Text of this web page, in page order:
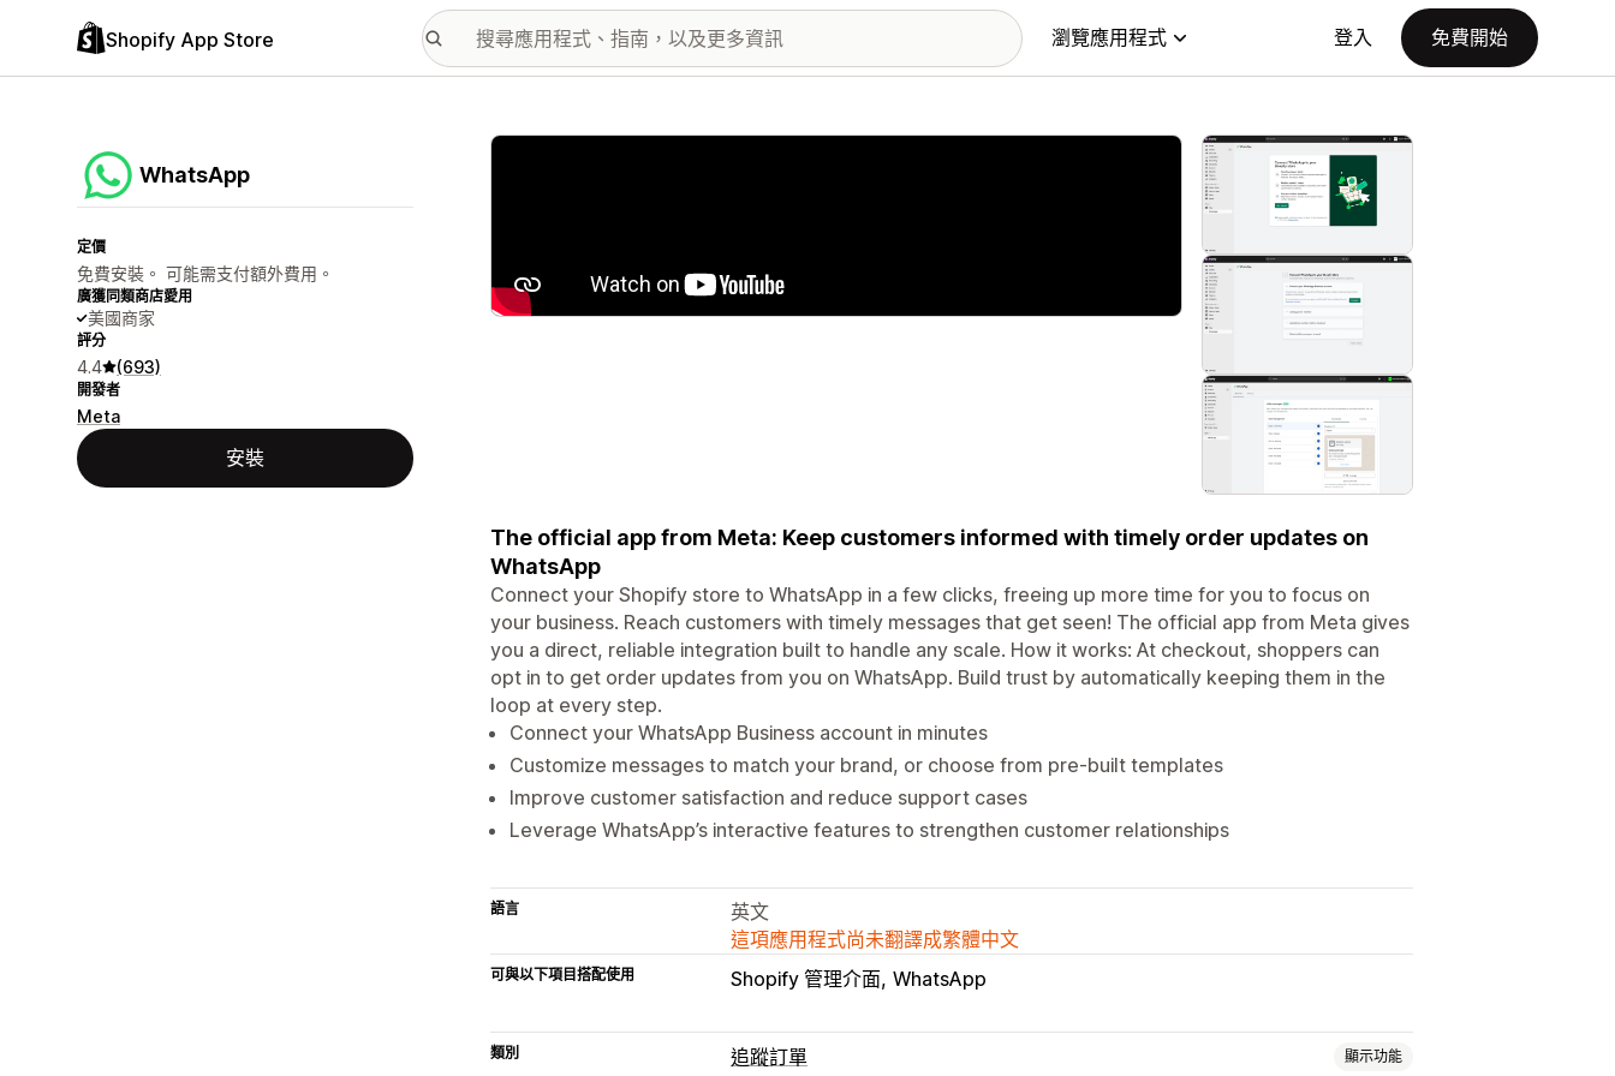
Shopify App Store 瀏覽應用程式 登入 免費開始
WhatsApp
定價
免費安裝。 可能需支付額外費用。
廣獲同類商店愛用
美國商家
評分
4.4 (693)
開發者
Meta
安裝
主要圖片圖庫
The official app from Meta: Keep customers informed with timely order updates on
WhatsApp
Connect your Shopify store to WhatsApp in a few clicks, freeing up more time for you to focus on
your business. Reach customers with timely messages that get seen! The official app from Meta gives
you a direct, reliable integration built to handle any scale. How it works: At checkout, shoppers can
opt in to get order updates from you on WhatsApp. Build trust by automatically keeping them in the
loop at every step.
Connect your WhatsApp Business account in minutes
Customize messages to match your brand, or choose from pre-built templates
Improve customer satisfaction and reduce support cases
Leverage WhatsApp’s interactive features to strengthen customer relationships
語言
英文
這項應用程式尚未翻譯成繁體中文
可與以下項目搭配使用 Shopify 管理介面 WhatsApp
類別 追蹤訂單 顯示功能